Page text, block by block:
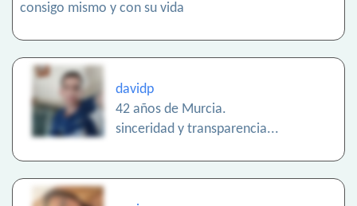
consigo mismo y con su vida
davidp
42 años de Murcia.
sinceridad y transparencia...